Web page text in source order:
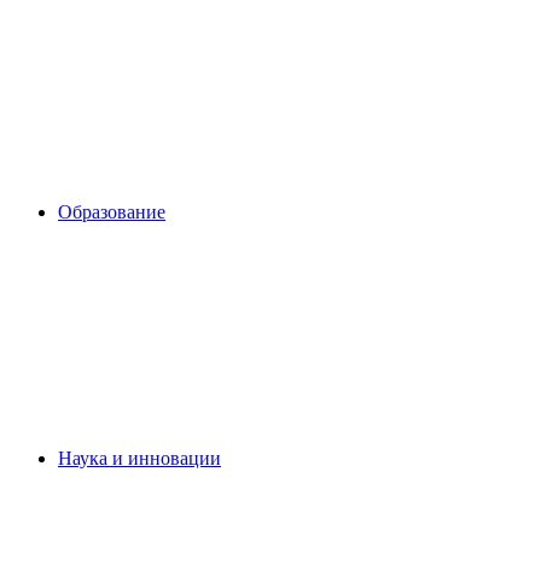
Образование
Наука и инновации